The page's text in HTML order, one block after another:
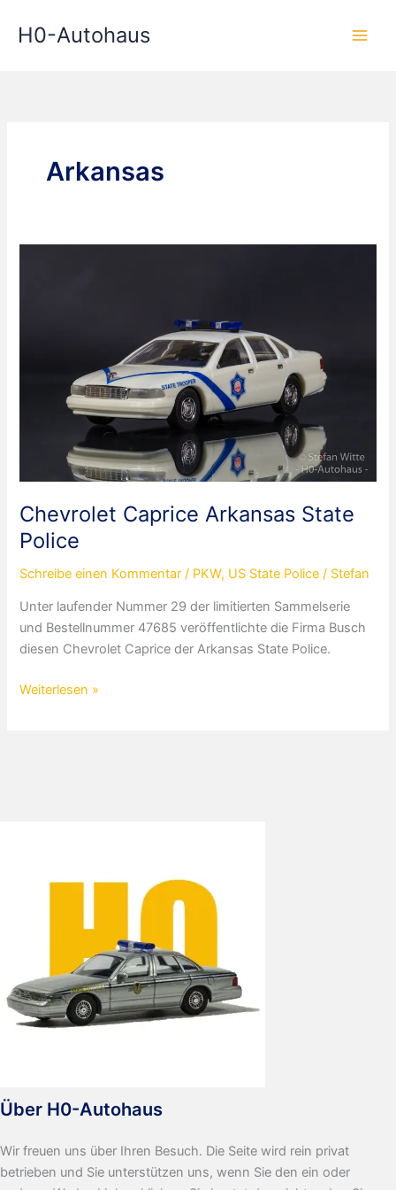
InhaltH0-Autohaus
Arkansas
Chevrolet Caprice Arkansas State
Police
Schreibe einen Kommentar / PKW, US State Police / Stefan
Unter laufender Nummer 29 der limitierten Sammelserie
und Bestellnummer 47685 veröffentlichte die Firma Busch
diesen Chevrolet Caprice der Arkansas State Police.
Chevrolet
Weiterlesen »
Über H0-Autohaus
Wir freuen uns über Ihren Besuch. Die Seite wird rein privat
betrieben und Sie unterstützen uns, wenn Sie den ein oder